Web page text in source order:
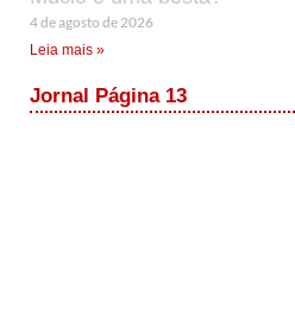
4 de agosto de 2026
Leia mais »
Jornal Página 13